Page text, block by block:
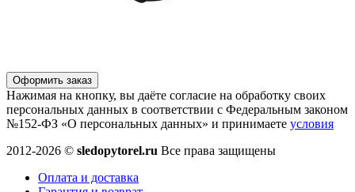
Оформить заказ
Нажимая на кнопку, вы даёте согласие на обработку своих
персональных данных в соответствии с Федеральным законом
№152-ФЗ «О персональных данных» и принимаете условия
2012-2026 © sledopytorel.ru Все права защищены
Оплата и доставка